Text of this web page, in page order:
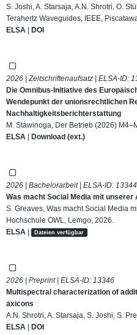
S. Joshi, A. Starsaja, A.N. Shrotri, O.
Terahertz Waveguides, IEEE,
ELSA | DOI
2026 | Zeitschriftenaufsatz | ELSA-ID:
Die Omnibus-Initiative des
Wendepunkt der unionsrechtlichen
Nachhaltigkeitsberichterstattung
M. Stawinoga, Der Betrieb (2026)
ELSA | Download (ext.)
2026 | Bachelorarbeit | ELSA-ID: 13344
Was macht Social Media mit
S. Greaves, Was macht Social Media
Hochschule OWL, Lemgo, 2026.
ELSA | Dateien verfügbar
2026 | Preprint | ELSA-ID: 13346
Multispectral characterization of
axicons
A.N. Shrotri, A. Starsaja, S. Joshi, S.
ELSA | DOI